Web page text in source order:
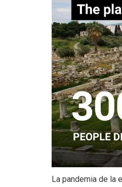
La pandemia de la